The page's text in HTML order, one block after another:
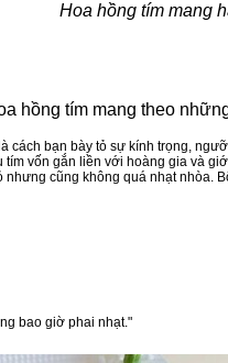
Hoa hồng tím mang
hồng tím mang theo
cách bạn bày tỏ sự kính trọng,
tím vốn gắn liền với hoàng gia và
nhưng cũng không quá nhạt nhòa.
bao giờ phai nhạt."